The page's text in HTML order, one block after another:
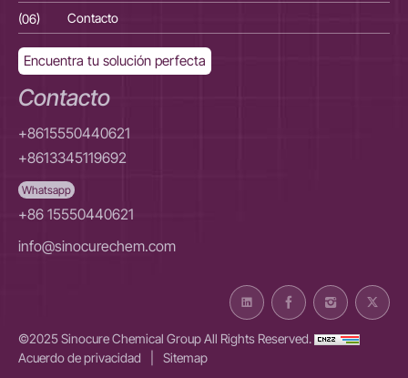
(06)
Contacto
Encuentra tu solución perfecta
Contacto
+8615550440621
+8613345119692
Whatsapp
+86 15550440621
info@sinocurechem.com
©2025 Sinocure Chemical Group All Rights Reserved.
Acuerdo de privacidad
Sitemap